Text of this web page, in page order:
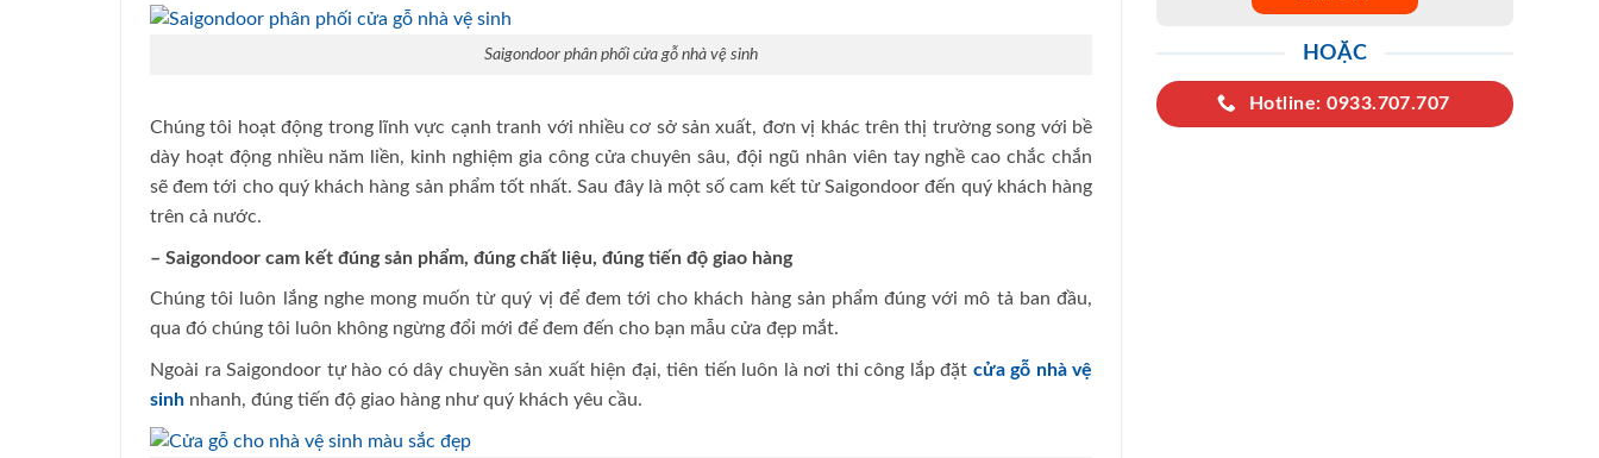
Saigondoor phân phối cửa gỗ nhà vệ sinh
Chúng tôi hoạt động trong lĩnh vực cạnh tranh với nhiều cơ sở sản xuất, đơn vị khác trên thị trường song với bề
dày hoạt động nhiều năm liền, kinh nghiệm gia công cửa chuyên sâu, đội ngũ nhân viên tay nghề cao chắc chắn
sẽ đem tới cho quý khách hàng sản phẩm tốt nhất. Sau đây là một số cam kết từ Saigondoor đến quý khách hàng
trên cả nước.
– Saigondoor cam kết đúng sản phẩm, đúng chất liệu, đúng tiến độ giao hàng
Chúng tôi luôn lắng nghe mong muốn từ quý vị để đem tới cho khách hàng sản phẩm đúng với mô tả ban đầu,
qua đó chúng tôi luôn không ngừng đổi mới để đem đến cho bạn mẫu cửa đẹp mắt.
Ngoài ra Saigondoor tự hào có dây chuyền sản xuất hiện đại, tiên tiến luôn là nơi thi công lắp đặt cửa gỗ nhà vệ
sinh nhanh, đúng tiến độ giao hàng như quý khách yêu cầu.
HOẶC
Hotline: 0933.707.707